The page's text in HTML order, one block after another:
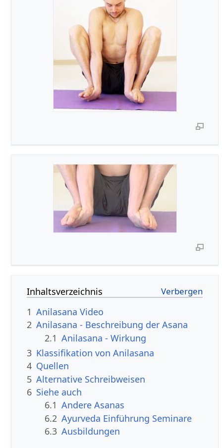
Inhaltsverzeichnis
1 Anilasana Video
2 Anilasana - Beschreibung der Asana
2.1 Anilasana - Wirkung
3 Klassifikation von Anilasana
4 Quellen
5 Alternative Schreibweisen
6 Siehe auch
6.1 Andere Asanas
6.2 Ayurveda Einführung Seminare
6.3 Ausbildungen